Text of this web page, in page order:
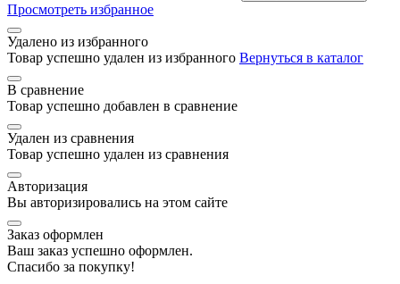
Просмотреть избранное
Удалено из избранного
Товар успешно удален из избранного Вернуться в каталог
В сравнение
Товар успешно добавлен в сравнение
Удален из сравнения
Товар успешно удален из сравнения
Авторизация
Вы авторизировались на этом сайте
Заказ оформлен
Ваш заказ успешно оформлен.
Спасибо за покупку!